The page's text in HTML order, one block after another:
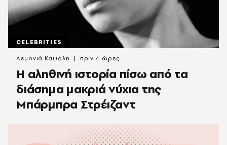
CELEBRITIES
Η αληθινή ιστορία πίσω από τα
διάσημα μακριά νύχια της
Μπάρμπρα Στρέιζαντ
Λεμονιά Καψάλη πριν 4 ώρες